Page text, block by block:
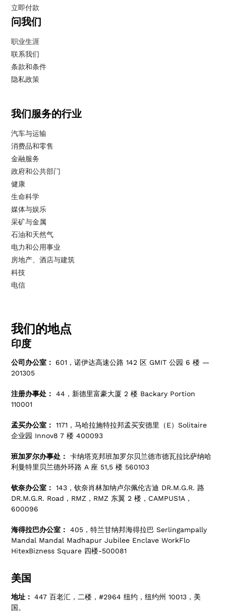
立即付款
问我们
职业生涯
联系我们
条款和条件
隐私政策
我们服务的行业
汽车与运输
消费品和零售
金融服务
政府和公共部门
健康
生命科学
媒体与娱乐
采矿与金属
石油和天然气
电力和公用事业
房地产、酒店与建筑
科技
电信
我们的地点
印度
公司办公室： 601，诺伊达高速公路 142 区 GMIT 公园 6 楼 —
201305
注册办事处：
44，新德里富豪大厦 2 楼 Backary Portion
110001
孟买办公室：
1171，马哈拉施特拉邦孟买安德里（E）Solitaire
企业园 Innov8 7 楼 400093
班加罗尔办事处：
卡纳塔克邦班加罗尔贝兰德市德瓦拉比萨纳哈
利曼特里贝兰德外环路 A 座 51,5 楼 560103
钦奈办公室：
143，钦奈肖林加纳卢尔佩伦古迪 DR.M.G.R. 路
DR.M.G.R. Road，RMZ，RMZ 东翼 2 楼，CAMPUS1A，
600096
海得拉巴办公室：
405，特兰甘纳邦海得拉巴 Serlingampally
Mandal Mandal Madhapur Jubilee Enclave WorkFlo
HitexBizness Square 四楼-500081
美国
地址：447 百老汇，二楼，#2964 纽约，纽约州 10013，美
国。